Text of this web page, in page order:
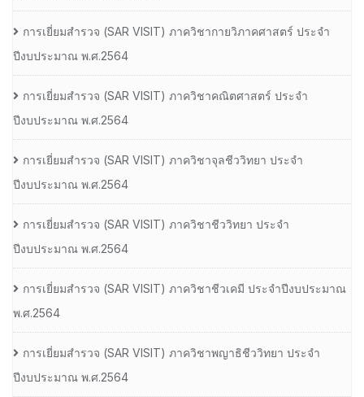
การเยี่ยมสํารวจ (SAR VISIT) ภาควิชากายวิภาคศาสตร์ ประจํา
ปีงบประมาณ พ.ศ.2564
การเยี่ยมสํารวจ (SAR VISIT) ภาควิชาคณิตศาสตร์ ประจํา
ปีงบประมาณ พ.ศ.2564
การเยี่ยมสํารวจ (SAR VISIT) ภาควิชาจุลชีววิทยา ประจํา
ปีงบประมาณ พ.ศ.2564
การเยี่ยมสํารวจ (SAR VISIT) ภาควิชาชีววิทยา ประจํา
ปีงบประมาณ พ.ศ.2564
การเยี่ยมสํารวจ (SAR VISIT) ภาควิชาชีวเคมี ประจําปีงบประมาณ
พ.ศ.2564
การเยี่ยมสํารวจ (SAR VISIT) ภาควิชาพญาธิชีววิทยา ประจํา
ปีงบประมาณ พ.ศ.2564